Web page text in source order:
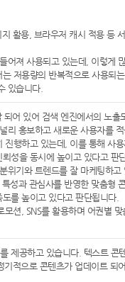
활용, 브라우저 캐시 적용 등
져 사용되고 있는데, 이렇게
저용량의 반복적으로 사용
있습니다.
어 있어 검색 엔진에서의 노
홍보하고 새로운 사용자를
행하고 있는데, 이를 통해 사
성을 동시에 높이고 있다고 판
기와 트렌드를 잘 마케팅하고
성과 관심사를 반영한 맞춤형
를 높이고 있다고 판단됩니다.
션, SNS를 활용하며 어권별
제공하고 있습니다. 텍스트
적으로 콘텐츠가 업데이트